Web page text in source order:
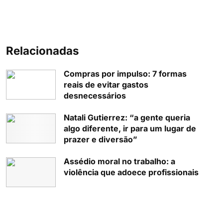
Relacionadas
Compras por impulso: 7 formas
reais de evitar gastos
desnecessários
Natali Gutierrez: “a gente queria
algo diferente, ir para um lugar de
prazer e diversão”
Assédio moral no trabalho: a
violência que adoece profissionais